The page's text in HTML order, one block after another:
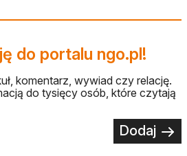
do portalu ngo.pl!
komentarz, wywiad czy relację.
do tysięcy osób, które czytają
Dodaj